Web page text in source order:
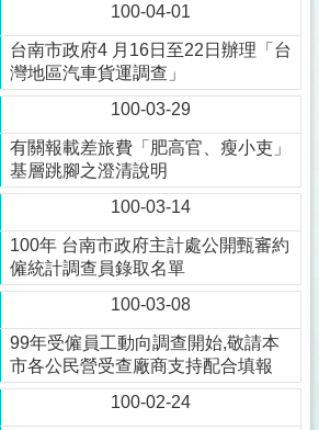
100-04-01
台南市政府4 月16日至22日辦理「台
灣地區汽車貨運調查」
100-03-29
有關報載差旅費「肥高官、瘦小吏」
基層跳腳之澄清說明
100-03-14
100年 台南市政府主計處公開甄審約
僱統計調查員錄取名單
100-03-08
99年受僱員工動向調查開始,敬請本
市各公民營受查廠商支持配合填報
100-02-24